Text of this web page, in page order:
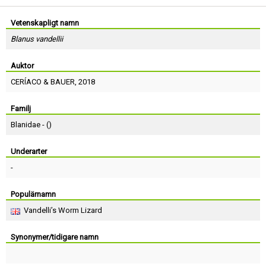
Vetenskapligt namn
Blanus vandellii
Auktor
CERÍACO & BAUER, 2018
Familj
Blanidae - ()
Underarter
-
Populärnamn
Vandelli’s Worm Lizard
Synonymer/tidigare namn
Lösenord:
Terms of Service